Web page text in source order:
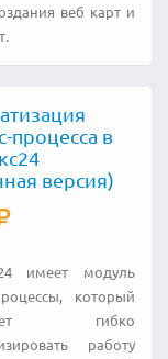
веб карт и
процесса в
версия)
имеет модуль
который
гибко
работу